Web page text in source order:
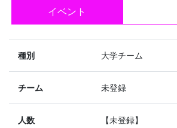
イベント
種別 大学チーム
チーム 未登録
人数 【未登録】